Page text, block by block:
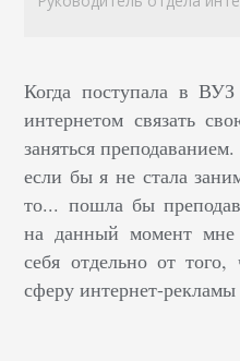
Когда поступала в
интернетом связать
заняться
если бы я не стала
то... пошла бы
на данный момент мне
себя отдельно от
сферу интернет-